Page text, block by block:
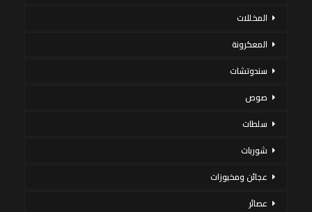
المخللات
المعكرونة
سندوتشات
صوص
سلطات
شوربات
عجائن ومخبوزات
عصائر